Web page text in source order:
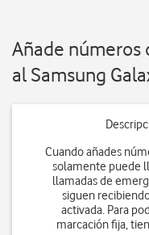
Añade números
al Samsung
Cuando añades
solamente puede
llamadas de
siguen
activada. Para
marcación fija,